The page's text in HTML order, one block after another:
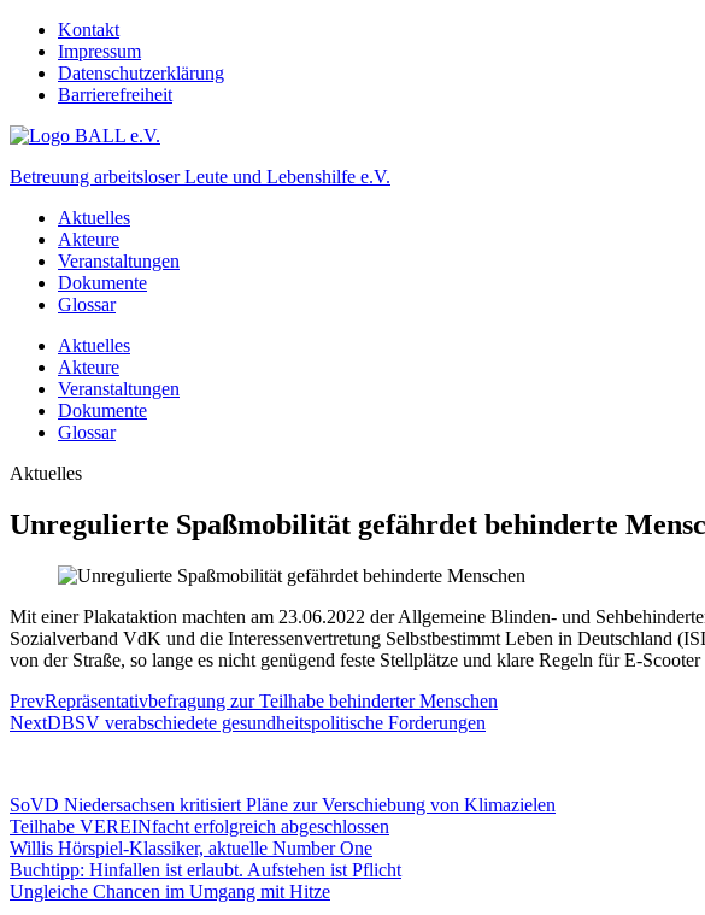
Kontakt
Impressum
Datenschutzerklärung
Barrierefreiheit
Betreuung arbeitsloser Leute und Lebenshilfe e.V.
Aktuelles
Akteure
Veranstaltungen
Dokumente
Glossar
Aktuelles
Akteure
Veranstaltungen
Dokumente
Glossar
Aktuelles
Unregulierte Spaßmobilität gefährdet behinderte
Mit einer Plakataktion machten am 23.06.2022 der Allgemeine Blinden- und
Sozialverband VdK und die Interessenvertretung Selbstbestimmt Leben in Deutschland
von der Straße, so lange es nicht genügend feste Stellplätze und klare Regeln für E-
PrevRepräsentativbefragung zur Teilhabe behinderter Menschen
NextDBSV verabschiedete gesundheitspolitische Forderungen
SoVD Niedersachsen kritisiert Pläne zur Verschiebung von Klimazielen
Teilhabe VEREINfacht erfolgreich abgeschlossen
Willis Hörspiel-Klassiker, aktuelle Number One
Buchtipp: Hinfallen ist erlaubt. Aufstehen ist Pflicht
Ungleiche Chancen im Umgang mit Hitze